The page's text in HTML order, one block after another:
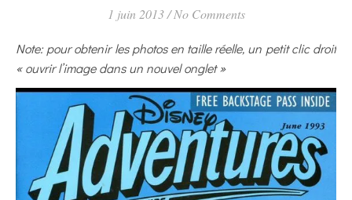
1 juin 2013 / No Comments
Note: pour obtenir les photos en taille réelle, un petit clic droit
« ouvrir l’image dans un nouvel onglet »